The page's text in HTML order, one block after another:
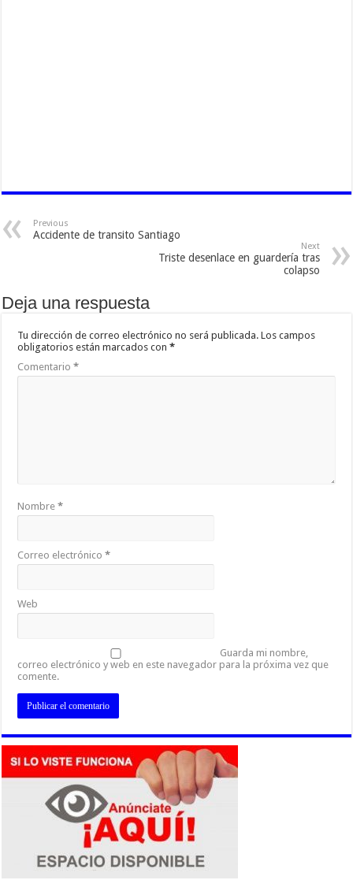
Previous
Accidente de transito Santiago
Next
Triste desenlace en guardería tras
colapso
Deja una respuesta
Tu dirección de correo electrónico no será publicada. Los campos
obligatorios están marcados con*
Comentario*
Nombre*
Correo electrónico*
Web
Guarda mi nombre,
correo electrónico y web en este navegador para la próxima vez que
comente.